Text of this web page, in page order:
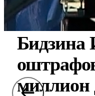
миллион